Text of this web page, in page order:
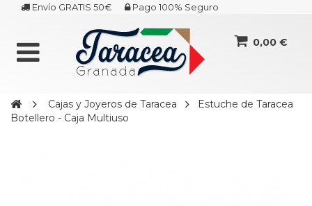
Envío GRATIS 50€ Pago 100% Seguro
0,00 €
Cajas y Joyeros de Taracea
Estuche de Taracea
Botellero - Caja Multiuso